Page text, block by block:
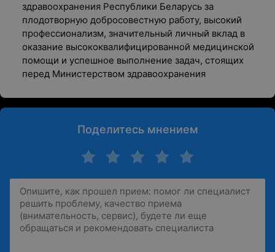
здравоохранения Республики Беларусь за
плодотворную добросовестную работу, высокий
профессионализм, значительный личный вклад в
оказание высококвалифицированной медицинской
помощи и успешное выполнение задач, стоящих
перед Министерством здравоохранения
Поделитесь мнением